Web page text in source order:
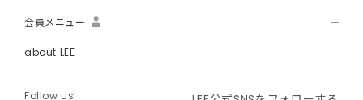
会員メニュー
about LEE
Follow us!